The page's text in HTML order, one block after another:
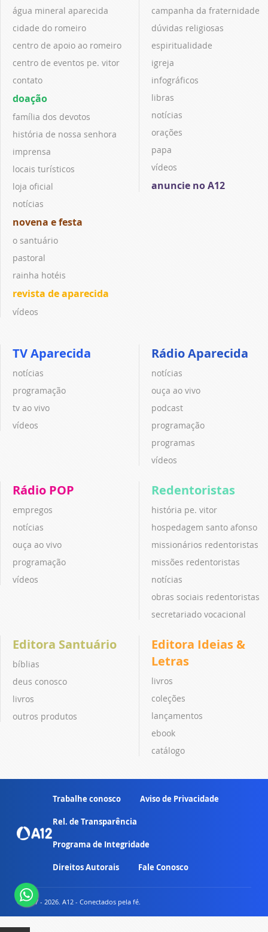
água mineral aparecida
cidade do romeiro
centro de apoio ao romeiro
centro de eventos pe. vitor
contato
doação
família dos devotos
história de nossa senhora
imprensa
locais turísticos
loja oficial
notícias
novena e festa
o santuário
pastoral
rainha hotéis
revista de aparecida
vídeos
campanha da fraternidade
dúvidas religiosas
espiritualidade
igreja
infográficos
libras
notícias
orações
papa
vídeos
anuncie no A12
TV Aparecida
notícias
programação
tv ao vivo
vídeos
Rádio Aparecida
notícias
ouça ao vivo
podcast
programação
programas
vídeos
Rádio POP
empregos
notícias
ouça ao vivo
programação
vídeos
Redentoristas
história pe. vitor
hospedagem santo afonso
missionários redentoristas
missões redentoristas
notícias
obras sociais redentoristas
secretariado vocacional
Editora Santuário
bíblias
deus conosco
livros
outros produtos
Editora Ideias &
Letras
livros
coleções
lançamentos
ebook
catálogo
Trabalhe conosco Aviso de Privacidade
Rel. de Transparência
Programa de Integridade
Direitos Autorais Fale Conosco
© 2007 - 2026. A12 - Conectados pela fé.